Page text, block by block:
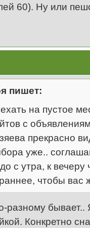
60). Ну или
пишет:
на пустое
с
прекрасно
уже..
с утра, к
чтобы вас
разному бывает..
Конкретно